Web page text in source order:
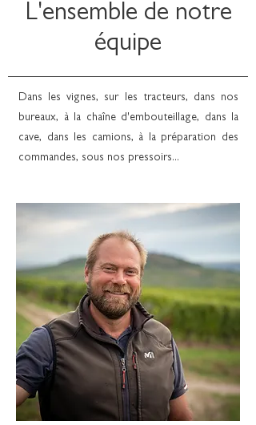
L'ensemble de notre
équipe
Dans les vignes, sur les tracteurs, dans nos
bureaux, à la chaîne d'embouteillage, dans la
cave, dans les camions, à la préparation des
commandes, sous nos pressoirs...